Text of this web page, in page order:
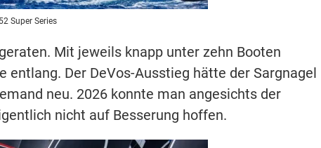
Super Series
Mit jeweils knapp unter zehn Booten
entlang. Der DeVos-Ausstieg hätte der Sargnagel
neu. 2026 konnte man angesichts der
nicht auf Besserung hoffen.